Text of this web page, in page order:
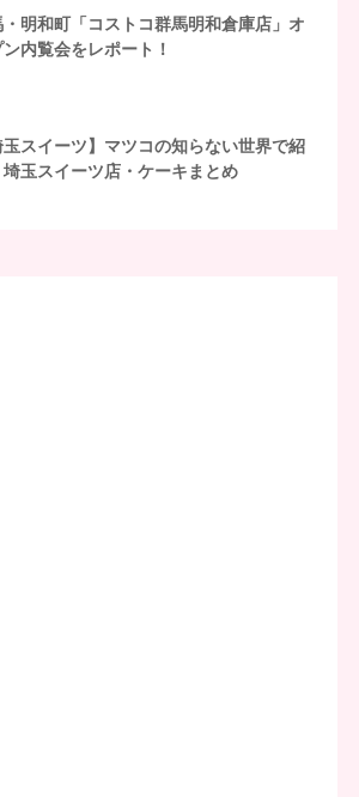
・明和町「コストコ群馬明和倉庫店」オ
ン内覧会をレポート！
玉スイーツ】マツコの知らない世界で紹
埼玉スイーツ店・ケーキまとめ